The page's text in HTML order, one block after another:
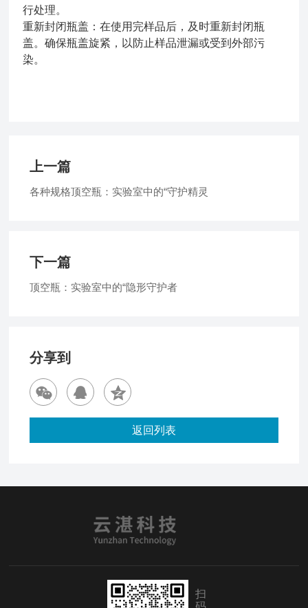
行处理。
重新封闭瓶盖：在使用完样品后，及时重新封闭瓶
盖。确保瓶盖旋紧，以防止样品泄漏或受到外部污
染。
上一篇
各种规格顶空瓶：实验室中的“守护精灵
下一篇
顶空瓶：实验室中的“隐形守护者
分享到
返回列表
扫